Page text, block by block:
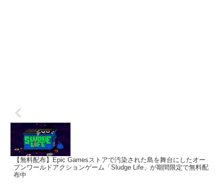
【無料配布】Epic Gamesストアで汚染された島を舞台にしたオー
プンワールドアクションゲーム「Sludge Life」が期間限定で無料配
布中